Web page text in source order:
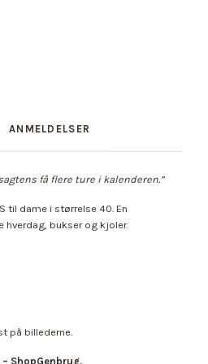
ANMELDELSER
få flere ture i kalenderen.”
til dame i størrelse 40. En
hverdag, bukser og kjoler.
på billederne.
ShopGenbrug.